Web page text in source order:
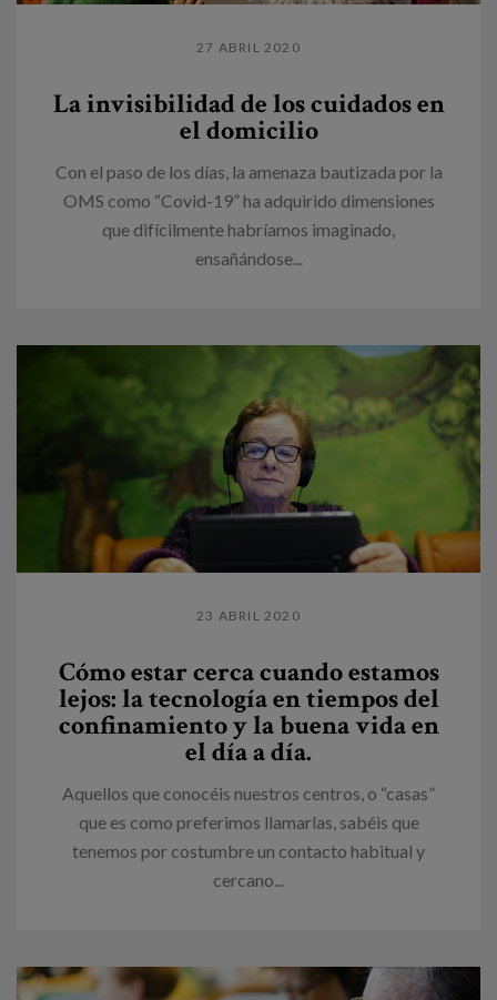
27 ABRIL 2020
La invisibilidad de los cuidados en
el domicilio
Con el paso de los días, la amenaza bautizada por la
OMS como “Covid-19” ha adquirido dimensiones
que difícilmente habríamos imaginado,
ensañándose...
23 ABRIL 2020
Cómo estar cerca cuando estamos
lejos: la tecnología en tiempos del
confinamiento y la buena vida en
el día a día.
Aquellos que conocéis nuestros centros, o “casas”
que es como preferimos llamarlas, sabéis que
tenemos por costumbre un contacto habitual y
cercano...